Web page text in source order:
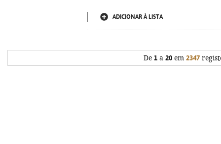
ADICIONAR À LISTA
De 1a 20em 2347